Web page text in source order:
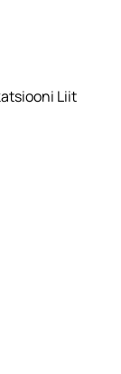
Liit